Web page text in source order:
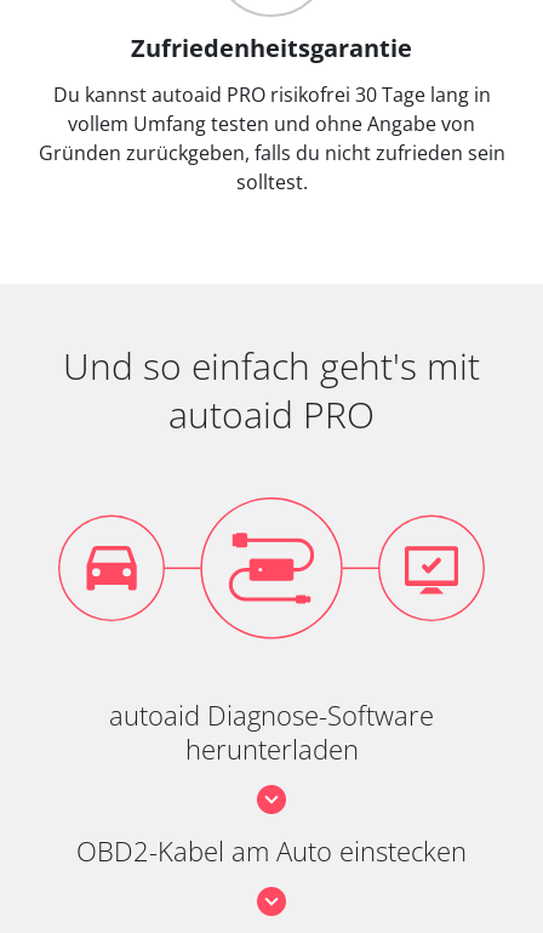
Zufriedenheitsgarantie
Du kannst autoaid PRO risikofrei 30 Tage lang in
vollem Umfang testen und ohne Angabe von
Gründen zurückgeben, falls du nicht zufrieden sein
solltest.
Und so einfach geht's mit
autoaid PRO
autoaid Diagnose-Software
herunterladen
OBD2-Kabel am Auto einstecken